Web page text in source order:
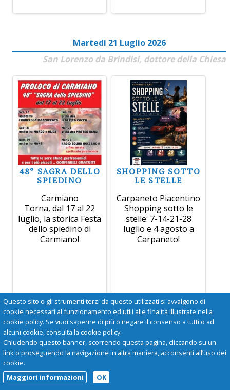
Martedì 21 Luglio 2026
San Lorenzo da Brindisi, dottore della Chiesa
48° SAGRA DELLO
SPIEDINO
Carmiano
Torna, dal 17 al 22
luglio, la storica Festa
dello spiedino di
Carmiano!
SHOPPING SOTTO
LE STELLE
Carpaneto Piacentino
Shopping sotto le
stelle: 7-14-21-28
luglio e 4 agosto a
Carpaneto!
Questo sito o gli strumenti terzi da questo utilizzati si avvalgono di
cookie necessari al funzionamento ed utili alle finalità illustrate nella
cookie policy. Se vuoi saperne di più o negare il consenso a tutti o ad
alcuni cookie, consulta la cookie policy.
Chiudendo questo banner, scorrendo questa pagina, cliccando su un
link o proseguendo la navigazione in altra maniera, acconsenti all’uso dei
cookie.
Maggiori informazioni
OK